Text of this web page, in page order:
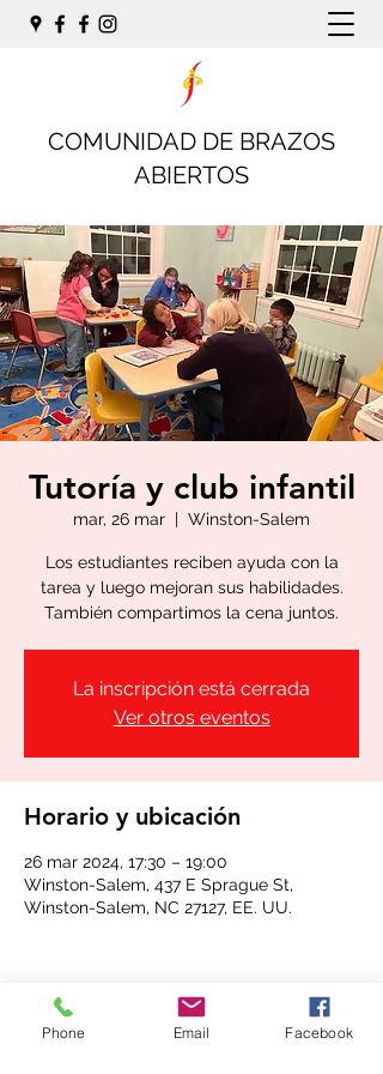
COMUNIDAD DE BRAZOS
ABIERTOS
Tutoría y club infantil
mar, 26 mar
  |
Winston-Salem
Los estudiantes reciben ayuda con la
tarea y luego mejoran sus habilidades.
También compartimos la cena juntos.
La inscripción está cerrada
Ver otros eventos
Horario y ubicación
26 mar 2024, 17:30 – 19:00
Winston-Salem, 437 E Sprague St,
Winston-Salem, NC 27127, EE. UU.
Compartir este evento
Phone Email Facebook